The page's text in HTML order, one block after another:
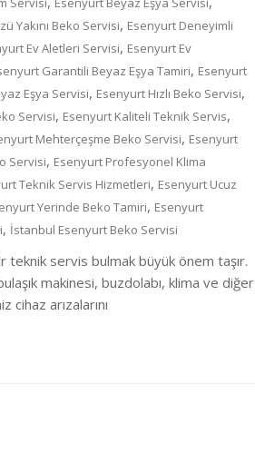
Yakını Beko Servisi, Esenyurt Deneyimli
Ev Aletleri Servisi, Esenyurt Ev
Garantili Beyaz Eşya Tamiri, Esenyurt
Eşya Servisi, Esenyurt Hızlı Beko Servisi,
Servisi, Esenyurt Kaliteli Teknik Servis,
Mehterçeşme Beko Servisi, Esenyurt
Servisi, Esenyurt Profesyonel Klima
Teknik Servis Hizmetleri, Esenyurt Ucuz
Yerinde Beko Tamiri, Esenyurt
, İstanbul Esenyurt Beko Servisi
teknik servis bulmak büyük önem taşır.
makinesi, buzdolabı, klima ve diğer
arızalarını